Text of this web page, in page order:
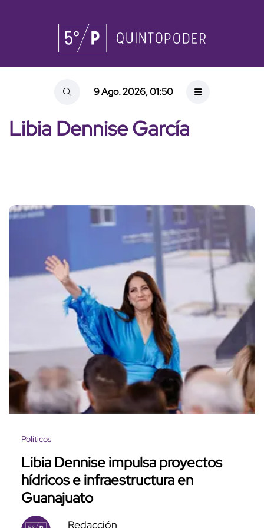
9 Ago. 2026, 01:50
Libia Dennise García
Políticos
Libia Dennise impulsa proyectos
hídricos e infraestructura en
Guanajuato
Redacción